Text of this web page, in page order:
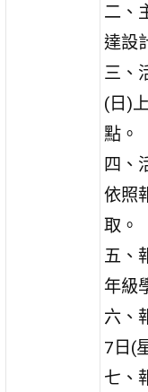
二、
達設
三、
(日)
點。
四、
依照
取。
五、
年級
六、
7日(
七、